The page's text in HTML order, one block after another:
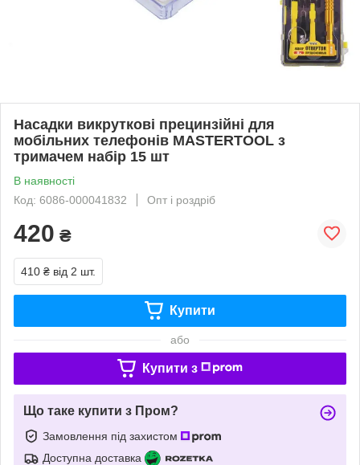
Насадки викруткові прецинзійні для
мобільних телефонів MASTERTOOL з
тримачем набір 15 шт
В наявності
Код: 6086-000041832
Опт і роздріб
420 ₴
410 ₴ від 2 шт.
Купити
або
Купити з
Що таке купити з Пром?
Замовлення під захистом
Доступна доставка